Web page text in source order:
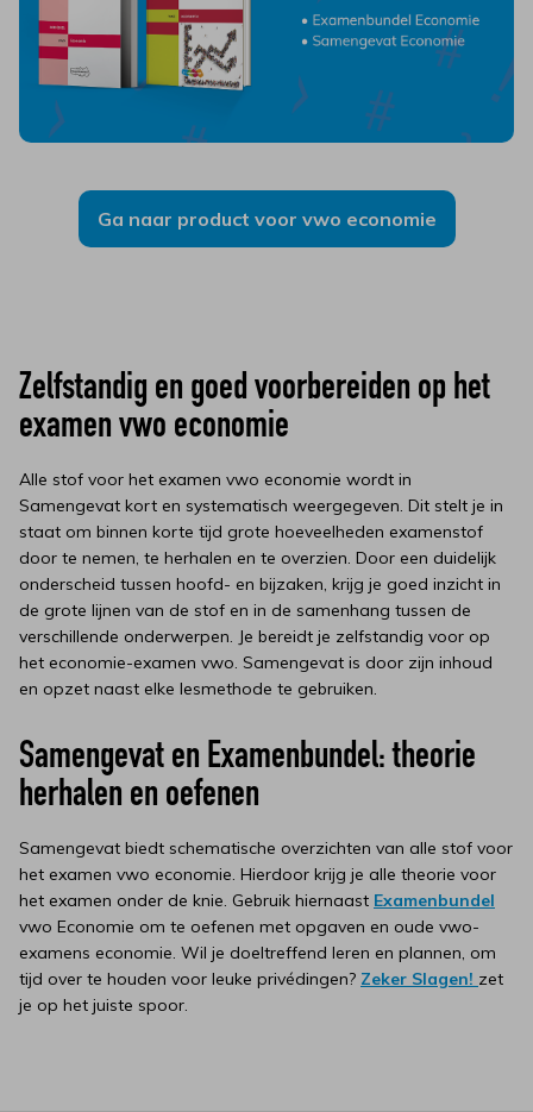
Ga naar product voor vwo economie
Zelfstandig en goed voorbereiden op het
examen vwo economie
Alle stof voor het examen vwo economie wordt in
Samengevat kort en systematisch weergegeven. Dit stelt je in
staat om binnen korte tijd grote hoeveelheden examenstof
door te nemen, te herhalen en te overzien. Door een duidelijk
onderscheid tussen hoofd- en bijzaken, krijg je goed inzicht in
de grote lijnen van de stof en in de samenhang tussen de
verschillende onderwerpen. Je bereidt je zelfstandig voor op
het economie-examen vwo. Samengevat is door zijn inhoud
en opzet naast elke lesmethode te gebruiken.
Samengevat en Examenbundel: theorie
herhalen en oefenen
Samengevat biedt schematische overzichten van alle stof voor
het examen vwo economie. Hierdoor krijg je alle theorie voor
het examen onder de knie. Gebruik hiernaast Examenbundel
vwo Economie om te oefenen met opgaven en oude vwo-
examens economie. Wil je doeltreffend leren en plannen, om
tijd over te houden voor leuke privédingen? Zeker Slagen! zet
je op het juiste spoor.